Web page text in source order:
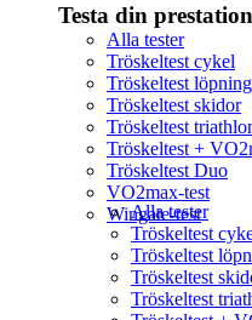
Testa din prestation
Alla tester
Tröskeltest cykel
Tröskeltest löpning
Tröskeltest skidor
Tröskeltest
Tröskeltest +
Tröskeltest Duo
VO2max-test
Wingate-test
Alla tester
Tröskeltest
Tröskeltest
Tröskeltest
Tröskeltest